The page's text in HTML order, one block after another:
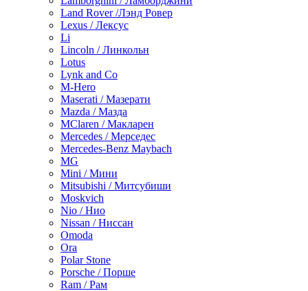
Land Rover /Лэнд Ровер
Lexus / Лексус
Li
Lincoln / Линкольн
Lotus
Lynk and Co
M-Hero
Maserati / Мазерати
Mazda / Мазда
MClaren / Макларен
Mercedes / Мерседес
Mercedes-Benz Maybach
MG
Mini / Мини
Mitsubishi / Митсубиши
Moskvich
Nio / Нио
Nissan / Ниссан
Omoda
Ora
Polar Stone
Porsche / Порше
Ram / Рам